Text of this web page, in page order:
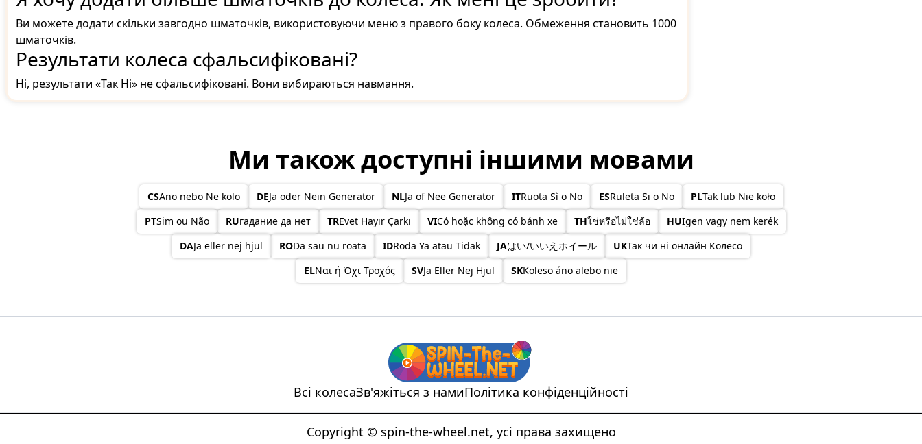
Ви можете додати скільки завгодно шматочків, використовуючи меню з правого боку колеса. Обмеження становить 1000
шматочків.
Результати колеса сфальсифіковані?
Ні, результати «Так Ні» не сфальсифіковані. Вони вибираються навмання.
Ми також доступні іншими мовами
CSAno nebo Ne kolo DEJa oder Nein Generator NLJa of Nee Generator ITRuota Sì o No ESRuleta Si o No PLTak lub Nie koło
PTSim ou Não RUгадание да нет TREvet Hayır Çarkı VICó hoặc không có bánh xe THใช่หรือไม่ใช่ล้อ HUIgen vagy nem kerék
DAJa eller nej hjul RODa sau nu roata IDRoda Ya atau Tidak JAはい/いいえホイール UKТак чи ні онлайн Колесо
ELΝαι ή Όχι Τροχός SVJa Eller Nej Hjul SKKoleso áno alebo nie
Всі колесаЗв'яжіться з намиПолітика конфіденційності
Copyright © spin-the-wheel.net, усі права захищено